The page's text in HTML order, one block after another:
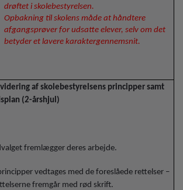
drøftet i skolebestyrelsen.
Opbakning til skolens måde at håndtere
afgangsprøver for udsatte elever, selv om det
betyder et lavere karaktergennemsnit.
af skolebestyrelsens principper samt
(2-årshjul)
fremlægger deres arbejde.
vedtages med de foreslåede rettelser –
fremgår med rød skrift.